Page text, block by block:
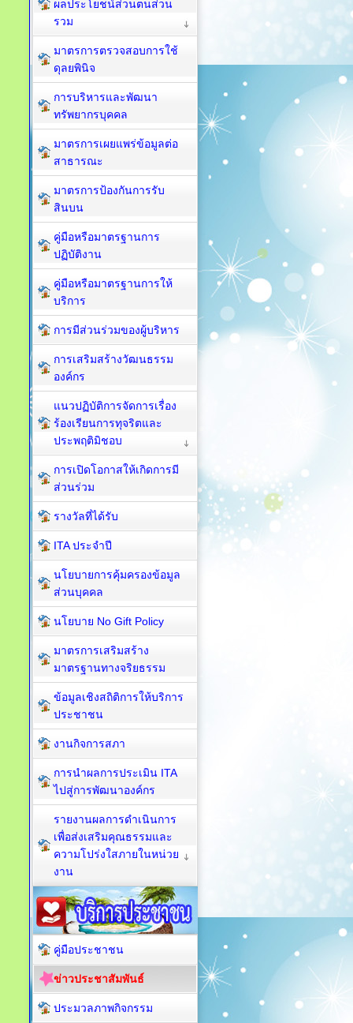
ผลประโยชน์ส่วนตนส่วน
รวม
มาตรการตรวจสอบการใช้
ดุลยพินิจ
การบริหารและพัฒนา
ทรัพยากรบุคคล
มาตรการเผยแพร่ข้อมูลต่อ
สาธารณะ
มาตรการป้องกันการรับ
สินบน
คู่มือหรือมาตรฐานการ
ปฏิบัติงาน
คู่มือหรือมาตรฐานการให้
บริการ
การมีส่วนร่วมของผู้บริหาร
การเสริมสร้างวัฒนธรรม
องค์กร
แนวปฏิบัติการจัดการเรื่อง
ร้องเรียนการทุจริตและ
ประพฤติมิชอบ
การเปิดโอกาสให้เกิดการมี
ส่วนร่วม
รางวัลที่ได้รับ
ITA ประจำปี
นโยบายการคุ้มครองข้อมูล
ส่วนบุคคล
นโยบาย No Gift Policy
มาตรการเสริมสร้าง
มาตรฐานทางจริยธรรม
ข้อมูลเชิงสถิติการให้บริการ
ประชาชน
งานกิจการสภา
การนำผลการประเมิน ITA
ไปสู่การพัฒนาองค์กร
รายงานผลการดำเนินการ
เพื่อส่งเสริมคุณธรรมและ
ความโปร่งใสภายในหน่วย
งาน
คู่มือประชาชน
ข่าวประชาสัมพันธ์
ประมวลภาพกิจกรรม